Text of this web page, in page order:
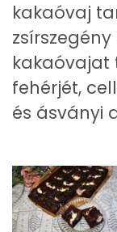
kakaóvaj
zsírszegény
kakaóvajat
fehérjét,
és ásványi